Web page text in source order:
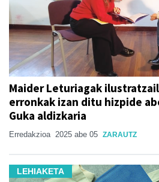
Maider Leturiagak
erronkak izan ditu hizpide
Guka aldizkaria
Erredakzioa 2025 abe 05 ZARAUTZ
LEHIAKETA